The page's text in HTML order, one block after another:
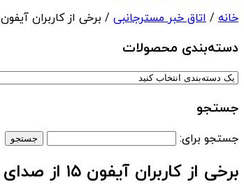
خانه / اتاق خبر مسترجانبی / برخی از کاربران آیفون ۱۵ از صدای شکستگی اسپیکرهای داخلی آن شکایت کرده‌اند
دسته‌بندی‌ محصولات
جستجو
جستجو برای:
برخی از کاربران آیفون ۱۵ از صدای شکستگی اسپیکرهای داخلی آن شکایت کرده‌اند